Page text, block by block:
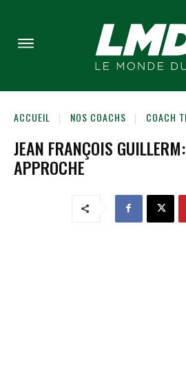
ACCUEIL NOS COACHS COACH
JEAN FRANÇOIS
APPROCHE